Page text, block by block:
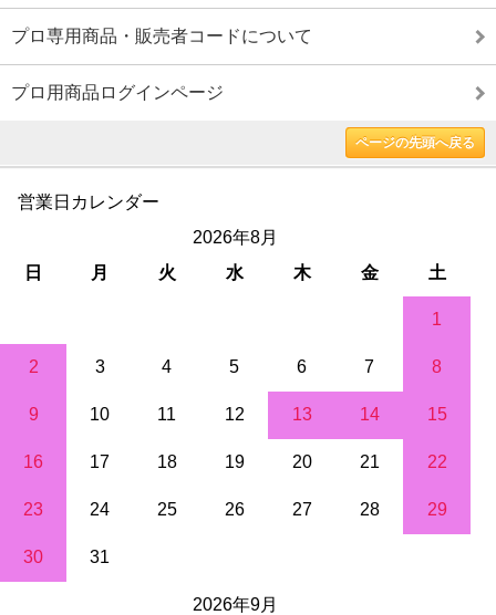
プロ専用商品・販売者コードについて
プロ用商品ログインページ
ページの先頭へ戻る
営業日カレンダー
2026年8月
日
月 火 水 木 金 土
1
2 3 4 5 6 7 8
9 10 11 12 13 14 15
16 17 18 19 20 21 22
23 24 25 26 27 28 29
30 31
2026年9月